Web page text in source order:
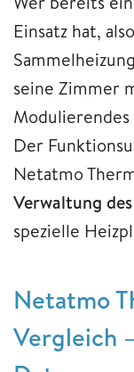
Einsatz hat,
seine Zimmer
Der
Netatmo
Verwaltung
spezielle
Netatmo
Vergleich